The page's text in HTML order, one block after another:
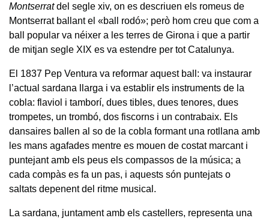
Montserratdel segle xiv, on es descriuen els romeus de
Montserrat ballant el «ball rodó»; però hom creu que com a
ball popular va néixer a les terres de Girona i que a partir
de mitjan segle XIX es va estendre per tot Catalunya.
El 1837 Pep Ventura va reformar aquest ball: va instaurar
l’actual sardana llarga i va establir els instruments de la
cobla: flaviol i tamborí, dues tibles, dues tenores, dues
trompetes, un trombó, dos fiscorns i un contrabaix. Els
dansaires ballen al so de la cobla formant una rotllana amb
les mans agafades mentre es mouen de costat marcant i
puntejant amb els peus els compassos de la música; a
cada compàs es fa un pas, i aquests són puntejats o
saltats depenent del ritme musical.
La sardana, juntament amb els castellers, representa una